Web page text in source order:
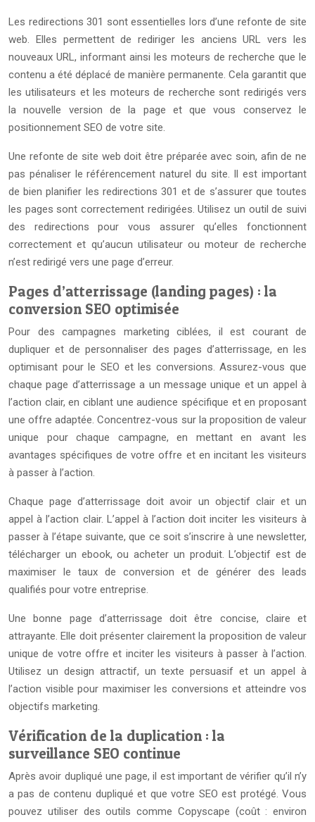
Les redirections 301 sont essentielles lors d’une refonte de site
web. Elles permettent de rediriger les anciens URL vers les
nouveaux URL, informant ainsi les moteurs de recherche que le
contenu a été déplacé de manière permanente. Cela garantit que
les utilisateurs et les moteurs de recherche sont redirigés vers
la nouvelle version de la page et que vous conservez le
positionnement SEO de votre site.
Une refonte de site web doit être préparée avec soin, afin de ne
pas pénaliser le référencement naturel du site. Il est important
de bien planifier les redirections 301 et de s’assurer que toutes
les pages sont correctement redirigées. Utilisez un outil de suivi
des redirections pour vous assurer qu’elles fonctionnent
correctement et qu’aucun utilisateur ou moteur de recherche
n’est redirigé vers une page d’erreur.
Pages d’atterrissage (landing pages) : la
conversion SEO optimisée
Pour des campagnes marketing ciblées, il est courant de
dupliquer et de personnaliser des pages d’atterrissage, en les
optimisant pour le SEO et les conversions. Assurez-vous que
chaque page d’atterrissage a un message unique et un appel à
l’action clair, en ciblant une audience spécifique et en proposant
une offre adaptée. Concentrez-vous sur la proposition de valeur
unique pour chaque campagne, en mettant en avant les
avantages spécifiques de votre offre et en incitant les visiteurs
à passer à l’action.
Chaque page d’atterrissage doit avoir un objectif clair et un
appel à l’action clair. L’appel à l’action doit inciter les visiteurs à
passer à l’étape suivante, que ce soit s’inscrire à une newsletter,
télécharger un ebook, ou acheter un produit. L’objectif est de
maximiser le taux de conversion et de générer des leads
qualifiés pour votre entreprise.
Une bonne page d’atterrissage doit être concise, claire et
attrayante. Elle doit présenter clairement la proposition de valeur
unique de votre offre et inciter les visiteurs à passer à l’action.
Utilisez un design attractif, un texte persuasif et un appel à
l’action visible pour maximiser les conversions et atteindre vos
objectifs marketing.
Vérification de la duplication : la
surveillance SEO continue
Après avoir dupliqué une page, il est important de vérifier qu’il n’y
a pas de contenu dupliqué et que votre SEO est protégé. Vous
pouvez utiliser des outils comme Copyscape (coût : environ